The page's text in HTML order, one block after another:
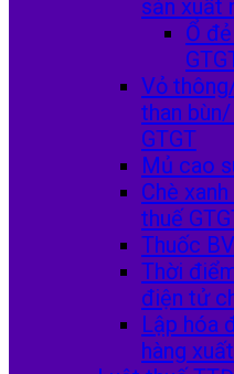
sản xuất
Ổ
Vỏ
than
GTGT
Mủ cao
Chè
thuế
Thuốc
Thời
điện tử
Lập hóa
hàng